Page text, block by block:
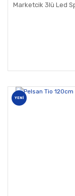
Marketcik 3lü Led
YENİ